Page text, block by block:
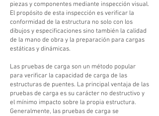
piezas y componentes mediante inspección visual.
El propósito de esta inspección es verificar la
conformidad de la estructura no solo con los
dibujos y especificaciones sino también la calidad
de la mano de obra y la preparación para cargas
estáticas y dinámicas.
Las pruebas de carga son un método popular
para verificar la capacidad de carga de las
estructuras de puentes. La principal ventaja de las
pruebas de carga es su carácter no destructivo y
el mínimo impacto sobre la propia estructura.
Generalmente, las pruebas de carga se